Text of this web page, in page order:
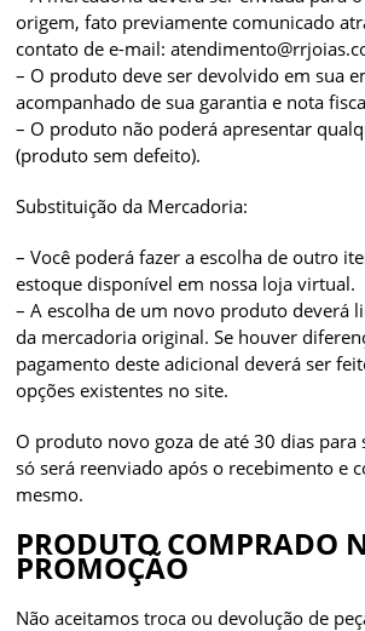
origem, fato previamente comunicado
contato de e-mail:
– O produto deve ser devolvido em sua
acompanhado de sua garantia e nota
– O produto não poderá apresentar
(produto sem defeito).
Substituição da Mercadoria:
– Você poderá fazer a escolha de outro
estoque disponível em nossa loja virtual.
– A escolha de um novo produto deverá
da mercadoria original. Se houver
pagamento deste adicional deverá ser
opções existentes no site.
O produto novo goza de até 30 dias para
só será reenviado após o recebimento e
mesmo.
PRODUTO COMPRADO
PROMOÇÃO
Não aceitamos troca ou devolução de